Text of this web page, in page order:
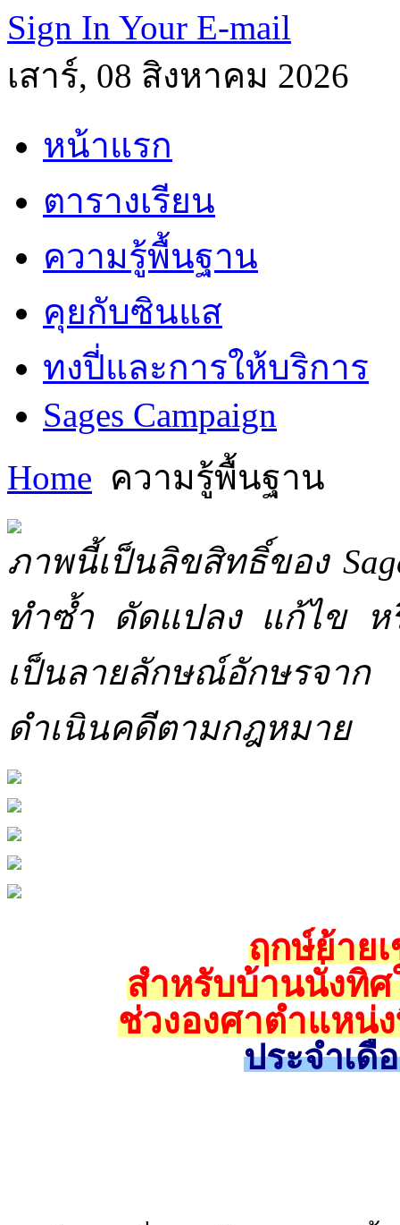
Sign In Your E-mail
เสาร์, 08 สิงหาคม 2026
หน้าแรก
ตารางเรียน
ความรู้พื้นฐาน
คุยกับซินแส
ทงปี่และการให้บริการ
Sages Campaign
Home ความรู้พื้นฐาน
ภาพนี้เป็นลิขสิทธิ์ของ
ทำซ้ำ ดัดแปลง แก้ไข ห
เป็นลายลักษณ์อักษรจาก
ดำเนินคดีตามกฎหมาย
ฤกษ์ย้าย
สำหรับบ้านนั่งทิ
ช่วงองศาตำแหน่ง
ประจำเดื